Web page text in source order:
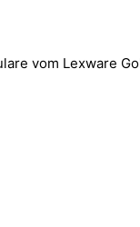
vom Lexware